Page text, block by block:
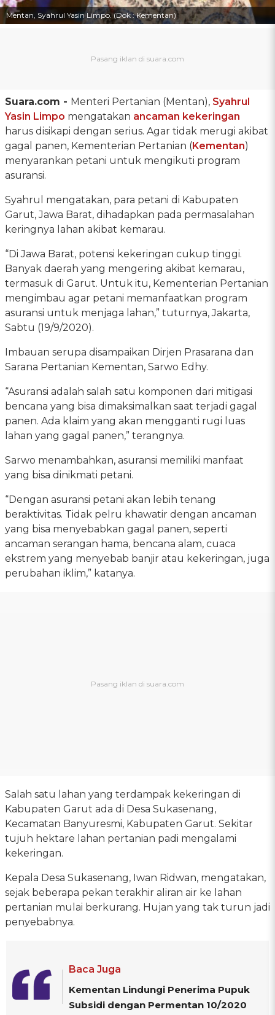
Mentan, Syahrul Yasin Limpo. (Dok : Kementan)
Suara.com - Menteri Pertanian (Mentan), Syahrul
Yasin Limpo mengatakan ancaman kekeringan
harus disikapi dengan serius. Agar tidak merugi akibat
gagal panen, Kementerian Pertanian (Kementan)
menyarankan petani untuk mengikuti program
asuransi.
Syahrul mengatakan, para petani di Kabupaten
Garut, Jawa Barat, dihadapkan pada permasalahan
keringnya lahan akibat kemarau.
“Di Jawa Barat, potensi kekeringan cukup tinggi.
Banyak daerah yang mengering akibat kemarau,
termasuk di Garut. Untuk itu, Kementerian Pertanian
mengimbau agar petani memanfaatkan program
asuransi untuk menjaga lahan,” tuturnya, Jakarta,
Sabtu (19/9/2020).
Imbauan serupa disampaikan Dirjen Prasarana dan
Sarana Pertanian Kementan, Sarwo Edhy.
“Asuransi adalah salah satu komponen dari mitigasi
bencana yang bisa dimaksimalkan saat terjadi gagal
panen. Ada klaim yang akan mengganti rugi luas
lahan yang gagal panen,” terangnya.
Sarwo menambahkan, asuransi memiliki manfaat
yang bisa dinikmati petani.
“Dengan asuransi petani akan lebih tenang
beraktivitas. Tidak pelru khawatir dengan ancaman
yang bisa menyebabkan gagal panen, seperti
ancaman serangan hama, bencana alam, cuaca
ekstrem yang menyebab banjir atau kekeringan, juga
perubahan iklim,” katanya.
Salah satu lahan yang terdampak kekeringan di
Kabupaten Garut ada di Desa Sukasenang,
Kecamatan Banyuresmi, Kabupaten Garut. Sekitar
tujuh hektare lahan pertanian padi mengalami
kekeringan.
Kepala Desa Sukasenang, Iwan Ridwan, mengatakan,
sejak beberapa pekan terakhir aliran air ke lahan
pertanian mulai berkurang. Hujan yang tak turun jadi
penyebabnya.
Baca Juga
Kementan Lindungi Penerima Pupuk
Subsidi dengan Permentan 10/2020